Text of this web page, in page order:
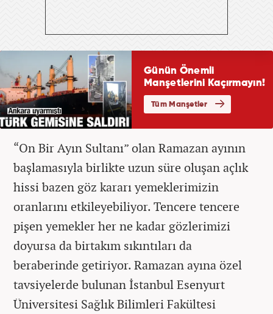
“On Bir Ayın Sultanı” olan Ramazan ayının
başlamasıyla birlikte uzun süre oluşan açlık
hissi bazen göz kararı yemeklerimizin
oranlarını etkileyebiliyor. Tencere tencere
pişen yemekler her ne kadar gözlerimizi
doyursa da birtakım sıkıntıları da
beraberinde getiriyor. Ramazan ayına özel
tavsiyelerde bulunan İstanbul Esenyurt
Üniversitesi Sağlık Bilimleri Fakültesi